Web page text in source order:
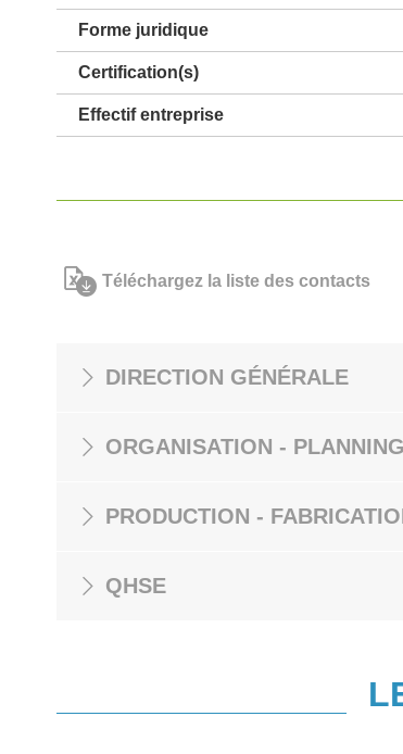
Forme juridique
Certification(s)
Effectif entreprise
Téléchargez la liste des contacts
DIRECTION GÉNÉRALE
ORGANISATION - PLANNING
PRODUCTION -
QHSE